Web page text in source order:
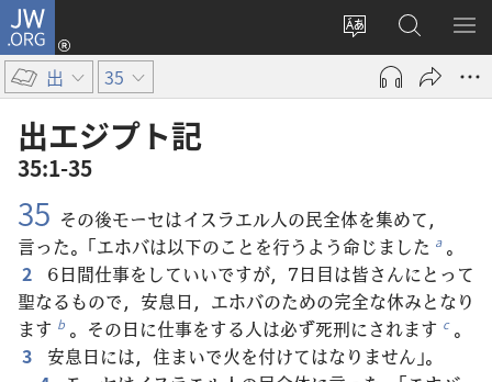
JW.ORG
サ
ト
を
変
え
る
ロ
グ
ン
タ
ブ
で
開
く）
JW.ORG
の
検
メ
を
出 35
出エジプト​記
35:1-35
35 その後モーセはイスラエル人の民全体を集めて，
言った。「エホバは以下のことを行うよう命じました a 。
2
6日間仕事をしていいですが，7日目は皆さんにとって
聖なるもので，安息日，エホバのための完全な休みとなり
ます b 。その日に仕事をする人は必ず死刑にされます c 。
3
安息日には，住まいで火を付けてはなりません」。